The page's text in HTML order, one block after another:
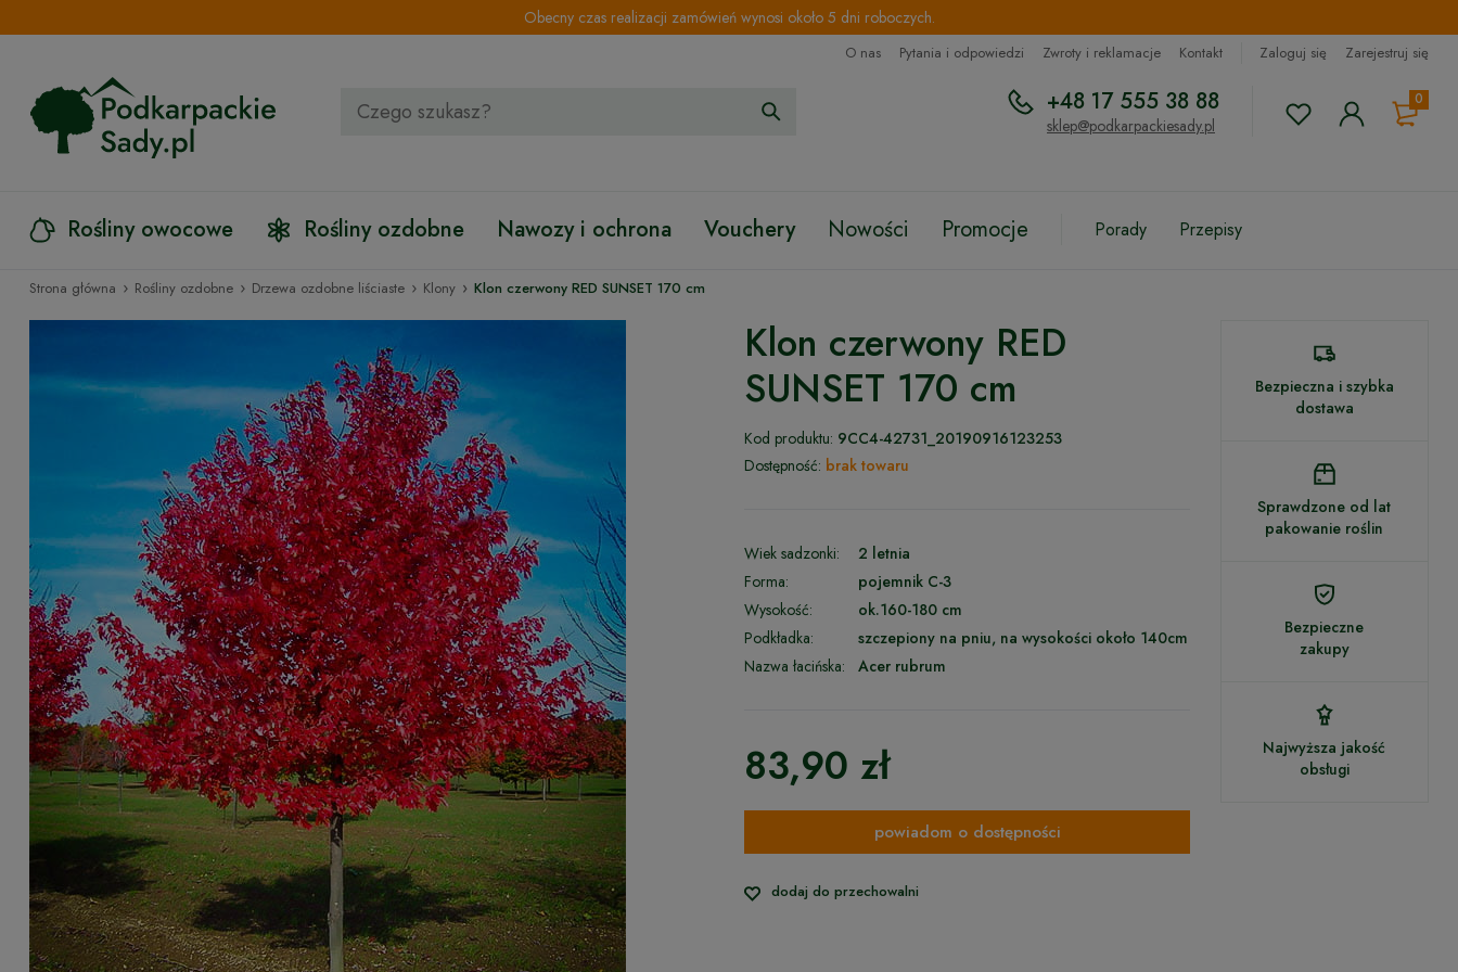
Obecny czas realizacji zamówień wynosi około 5 dni roboczych.
O nas Pytania i odpowiedzi Zwroty i reklamacje Kontakt Zaloguj się Zarejestruj się
0
+48 17 555 38 88
sklep@podkarpackiesady.pl
Rośliny owocowe Rośliny ozdobne Nawozy i ochrona Vouchery Nowości Promocje Porady Przepisy
Strona główna › Rośliny ozdobne › Drzewa ozdobne liściaste › Klony › Klon czerwony RED SUNSET 170 cm
Klon czerwony RED
SUNSET 170 cm
Kod produktu: 9CC4-42731_20190916123253
Dostępność: brak towaru
Wiek sadzonki:
2 letnia
Forma:
pojemnik C-3
Wysokość:
ok.160-180 cm
Podkładka:
szczepiony na pniu, na wysokości około 140cm
Nazwa łacińska:
Acer rubrum
83,90 zł
powiadom o dostępności
dodaj do przechowalni
Bezpieczna i szybka
dostawa
Sprawdzone od lat
pakowanie roślin
Bezpieczne
zakupy
Najwyższa jakość
obsługi